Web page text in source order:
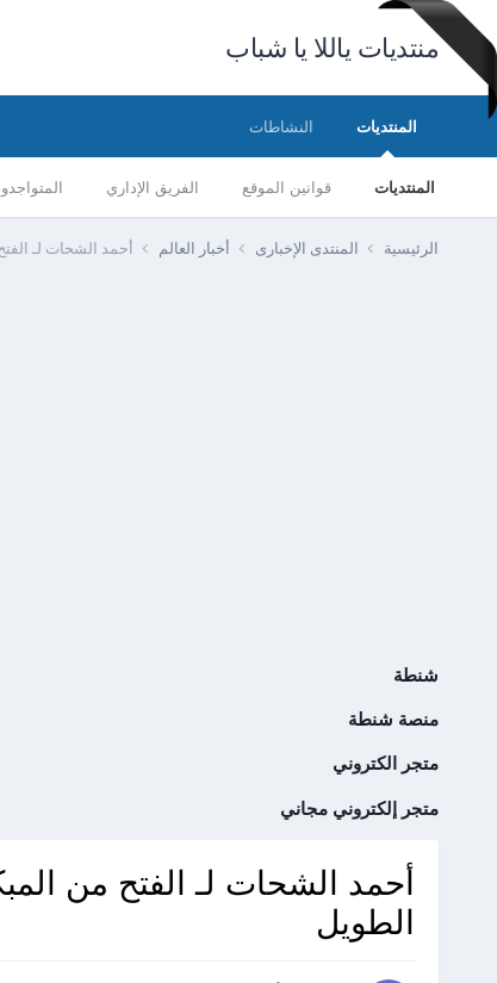
منتديات ياللا يا شباب
المنتديات
المنتديات قوانين الموقع الفريق الإداري
النشاطات
الرئيسية المنتدى الإخبارى أخبار العالم أحمد الشحات لـ
شنطة
منصة شنطة
متجر الكتروني
متجر إلكتروني مجاني
أحمد الشحات لـ الفتح من
الطويل